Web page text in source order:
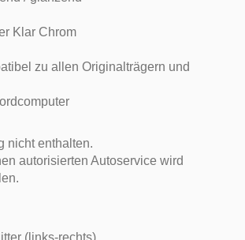
Klar Chrom
zu allen Originalträgern und
nicht enthalten.
autorisierten Autoservice wird
(links-rechts)